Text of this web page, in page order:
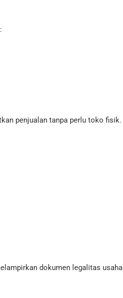
penjualan tanpa perlu toko fisik.
dokumen legalitas usaha